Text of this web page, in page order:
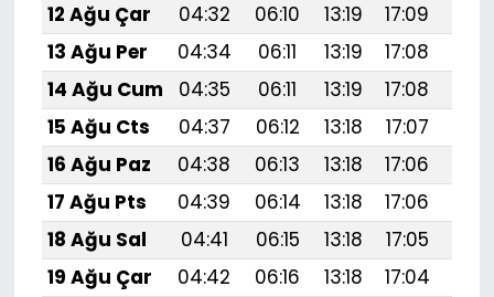
12 Ağu Çar
04:32 06:10 13:19 17:09
13 Ağu Per
04:34 06:11 13:19 17:08
14 Ağu Cum
04:35 06:11 13:19 17:08
15 Ağu Cts
04:37 06:12 13:18 17:07
16 Ağu Paz
04:38 06:13 13:18 17:06
17 Ağu Pts
04:39 06:14 13:18 17:06
18 Ağu Sal
04:41 06:15 13:18 17:05
19 Ağu Çar
04:42 06:16 13:18 17:04